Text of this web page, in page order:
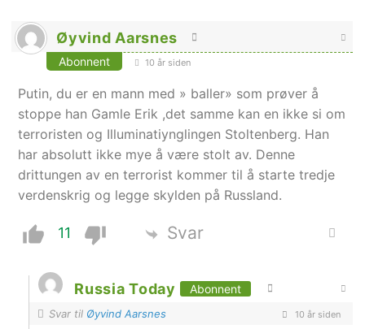
Øyvind Aarsnes
Abonnent 10 år siden
Putin, du er en mann med » baller» som prøver å
stoppe han Gamle Erik ,det samme kan en ikke si om
terroristen og Illuminatiynglingen Stoltenberg. Han
har absolutt ikke mye å være stolt av. Denne
drittungen av en terrorist kommer til å starte tredje
verdenskrig og legge skylden på Russland.
11 Svar
Russia Today Abonnent
Svar til Øyvind Aarsnes 10 år siden